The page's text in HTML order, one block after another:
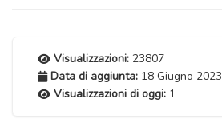
Visualizzazioni: 23807
Data di aggiunta: 18 Giugno 2023
Visualizzazioni di oggi: 1